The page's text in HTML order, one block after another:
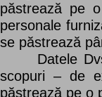
păstrează pe
personale
se păstrează
Datele Dvs.
scopuri – de
păstrează pe o